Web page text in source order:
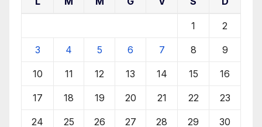
1 2
3 4 5 6 7 8 9
10 11 12 13 14 15 16
17 18 19 20 21 22 23
24 25 26 27 28 29 30